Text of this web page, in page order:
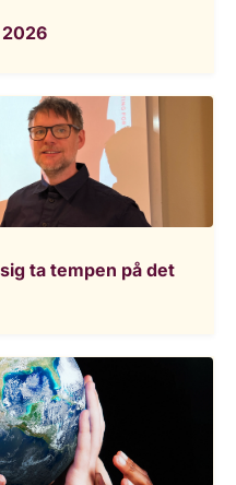
2026
ta tempen på det